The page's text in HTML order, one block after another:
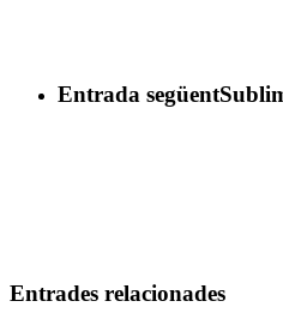
Entrada següent
Entrades relacionades